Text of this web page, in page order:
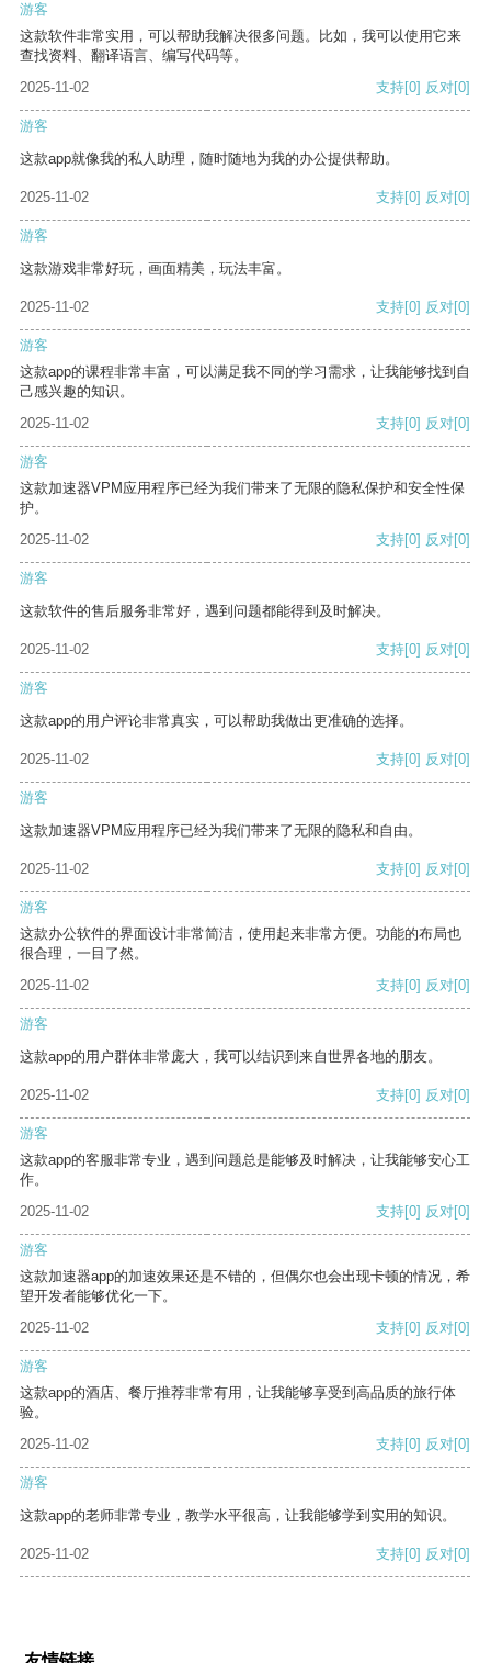
游客
这款软件非常实用，可以帮助我解决很多问题。比如，我可以使用它来
查找资料、翻译语言、编写代码等。
2025-11-02
支持[0] 反对[0]
游客
这款app就像我的私人助理，随时随地为我的办公提供帮助。
2025-11-02 支持[0] 反对[0]
游客
这款游戏非常好玩，画面精美，玩法丰富。
2025-11-02 支持[0] 反对[0]
游客
这款app的课程非常丰富，可以满足我不同的学习需求，让我能够找到自
己感兴趣的知识。
2025-11-02
支持[0] 反对[0]
游客
这款加速器VPM应用程序已经为我们带来了无限的隐私保护和安全性保
护。
2025-11-02
支持[0] 反对[0]
游客
这款软件的售后服务非常好，遇到问题都能得到及时解决。
2025-11-02 支持[0] 反对[0]
游客
这款app的用户评论非常真实，可以帮助我做出更准确的选择。
2025-11-02 支持[0] 反对[0]
游客
这款加速器VPM应用程序已经为我们带来了无限的隐私和自由。
2025-11-02 支持[0] 反对[0]
游客
这款办公软件的界面设计非常简洁，使用起来非常方便。功能的布局也
很合理，一目了然。
2025-11-02
支持[0] 反对[0]
游客
这款app的用户群体非常庞大，我可以结识到来自世界各地的朋友。
2025-11-02 支持[0] 反对[0]
游客
这款app的客服非常专业，遇到问题总是能够及时解决，让我能够安心工
作。
2025-11-02
支持[0] 反对[0]
游客
这款加速器app的加速效果还是不错的，但偶尔也会出现卡顿的情况，希
望开发者能够优化一下。
2025-11-02
支持[0] 反对[0]
游客
这款app的酒店、餐厅推荐非常有用，让我能够享受到高品质的旅行体
验。
2025-11-02
支持[0] 反对[0]
游客
这款app的老师非常专业，教学水平很高，让我能够学到实用的知识。
2025-11-02 支持[0] 反对[0]